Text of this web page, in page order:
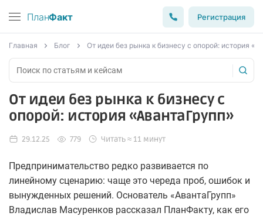
ПланФакт Регистрация
Главная Блог От идеи без рынка к бизнесу с опорой: история
От идеи без рынка к бизнесу с
опорой: история «АвантаГрупп»
29.12.25 779 Читать ≈ 11 минут
Предпринимательство редко развивается по
линейному сценарию: чаще это череда проб, ошибок и
вынужденных решений. Основатель «АвантаГрупп»
Владислав Масуренков рассказал ПланФакту, как его